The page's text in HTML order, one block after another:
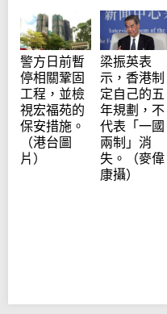
警方日前暫
停相關鞏固
工程，並檢
視宏福苑的
保安措施。
（港台圖
片）
梁振英表
示，香港制
定自己的五
年規劃，不
代表「一國
兩制」消
失。（麥偉
康攝）